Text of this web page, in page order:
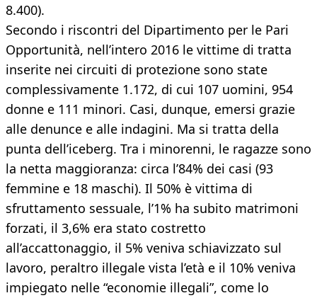
8.400).
Secondo i riscontri del Dipartimento per le Pari
Opportunità, nell’intero 2016 le vittime di tratta
inserite nei circuiti di protezione sono state
complessivamente 1.172, di cui 107 uomini, 954
donne e 111 minori. Casi, dunque, emersi grazie
alle denunce e alle indagini. Ma si tratta della
punta dell’iceberg. Tra i minorenni, le ragazze sono
la netta maggioranza: circa l’84% dei casi (93
femmine e 18 maschi). Il 50% è vittima di
sfruttamento sessuale, l’1% ha subito matrimoni
forzati, il 3,6% era stato costretto
all’accattonaggio, il 5% veniva schiavizzato sul
lavoro, peraltro illegale vista l’età e il 10% veniva
impiegato nelle “economie illegali”, come lo